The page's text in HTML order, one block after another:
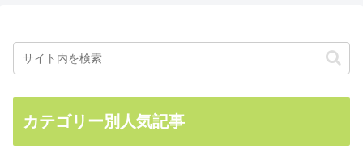
カテゴリー別人気記事